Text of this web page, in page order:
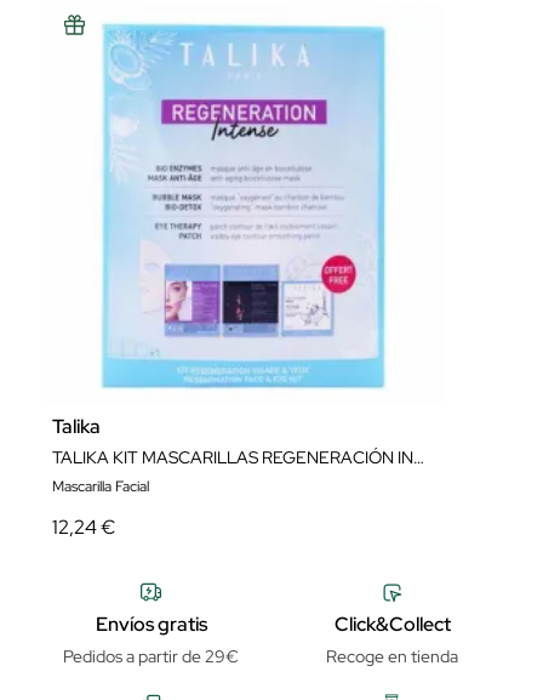
Talika
TALIKA KIT MASCARILLAS REGENERACIÓN INTENSA
Mascarilla Facial
12,24 €
Envíos gratis
Pedidos a partir de 29€
Click&Collect
Recoge en tienda